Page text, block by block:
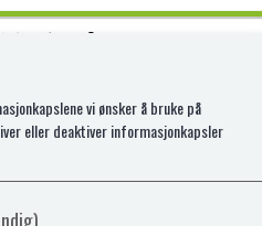
707
vi ønsker å bruke på
eller deaktiver informasjonkapsler